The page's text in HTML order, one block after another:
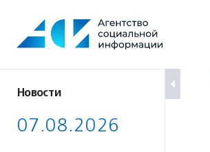
содержанию
Новости
07.08.2026